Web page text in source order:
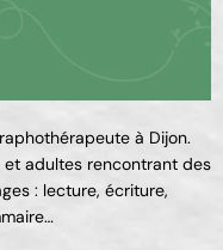
à Dijon.
adultes rencontrant des
: lecture, écriture,